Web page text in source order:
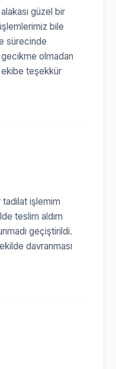
güzel bir
bile
sürecinde
olmadan
ekibe teşekkür
tadilat işlemim
teslim aldım
geçiştirildi.
davranması